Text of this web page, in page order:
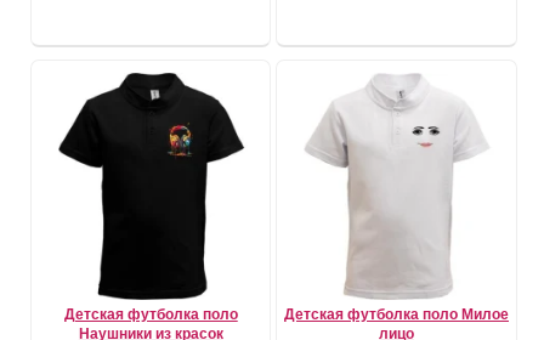
Детская футболка поло
Наушники из красок
Детская футболка поло Милое
лицо